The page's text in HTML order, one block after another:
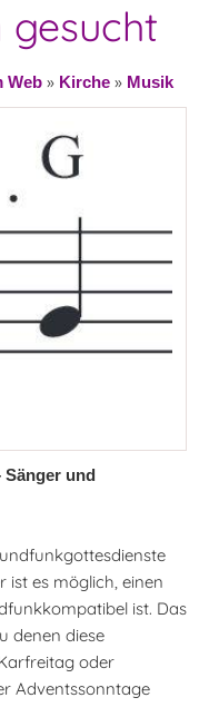
gesucht
Web » Kirche » Musik
Sänger und
ist es möglich, einen
ist. Das
denen diese
oder
Adventssonntage